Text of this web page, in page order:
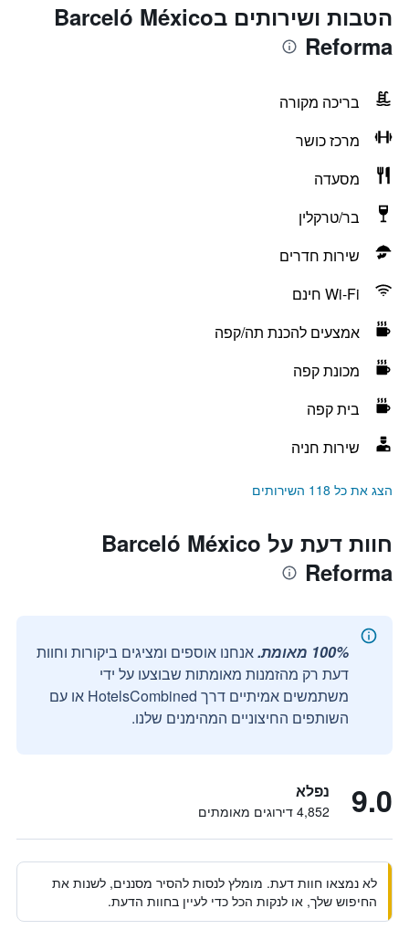
הטבות ושירותים בBarceló México
Reforma
בריכה מקורה
מרכז כושר
מסעדה
בר/טרקלין
שירות חדרים
Wi-Fi חינם
אמצעים להכנת תה/קפה
מכונת קפה
בית קפה
שירות חניה
הצג את כל 118 השירותים
חוות דעת על Barceló México
Reforma
100% מאומת.
אנחנו אוספים ומציגים ביקורות וחוות
דעת רק מהזמנות מאומתות שבוצעו על ידי
משתמשים אמיתיים דרך HotelsCombined או עם
השותפים החיצוניים המהימנים שלנו.
9.0 נפלא
4,852 דירוגים מאומתים
לא נמצאו חוות דעת. מומלץ לנסות להסיר מסננים, לשנות את
החיפוש שלך, או לנקות הכל כדי לעיין בחוות הדעת.